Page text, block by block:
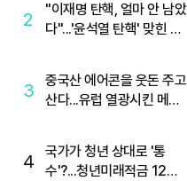
2
"이재명 탄핵, 얼마 안 남았
다"...'윤석열 탄핵' 맞힌 무
3
중국산 에어콘을 웃돈 주고
산다...유럽 열광시킨 메이
4
국가가 청년 상대로 '통
수'?...청년미래적금 12%